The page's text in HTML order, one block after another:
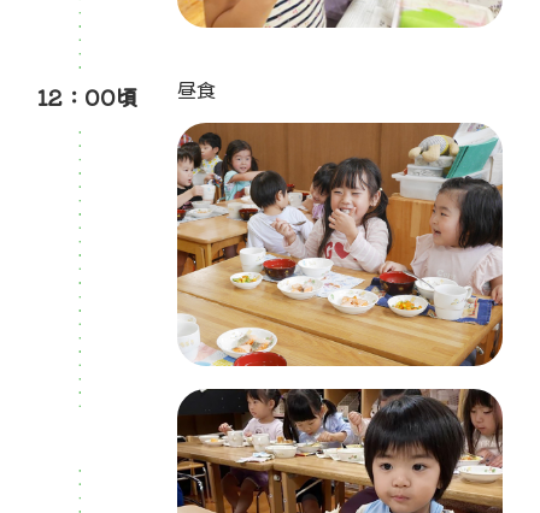
12：00頃 昼食